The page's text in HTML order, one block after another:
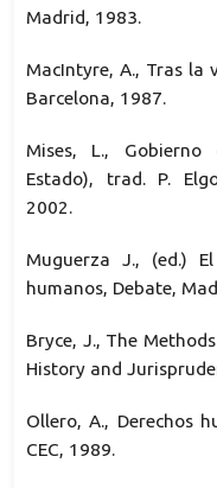
Madrid, 1983.
MacIntyre, A., Tras la
Barcelona, 1987.
Mises, L.,
Estado), trad. P.
2002.
Muguerza J., (ed.)
humanos, Debate,
Bryce, J., The
History and
Ollero, A., Derechos
CEC, 1989.